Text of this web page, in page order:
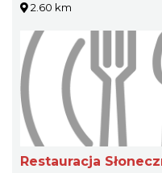
2.60 km
Restauracja